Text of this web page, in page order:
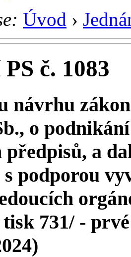
Úvod ›
č. 1083
návrhu
o
předpisů, a
podporou
731/ -